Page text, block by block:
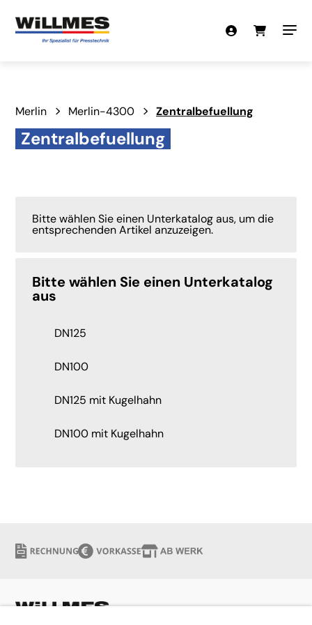
Merlin Merlin-4300 Zentralbefuellung
Zentralbefuellung
Bitte wählen Sie einen Unterkatalog aus, um die
entsprechenden Artikel anzuzeigen.
Bitte wählen Sie einen Unterkatalog
aus
DN125
DN100
DN125 mit Kugelhahn
DN100 mit Kugelhahn